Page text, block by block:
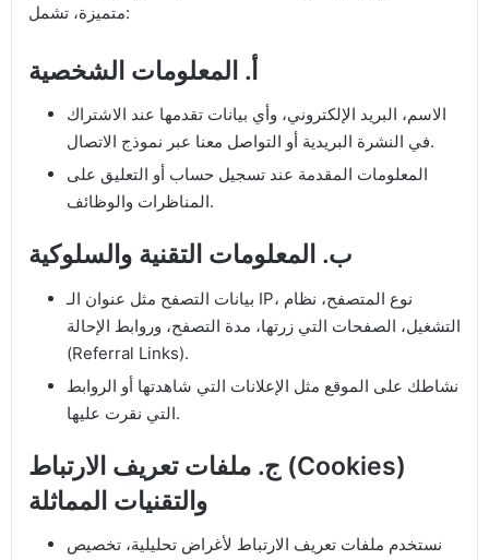
متميزة، تشمل:
أ. المعلومات الشخصية
الاسم، البريد الإلكتروني، وأي بيانات تقدمها عند الاشتراك
في النشرة البريدية أو التواصل معنا عبر نموذج الاتصال.
المعلومات المقدمة عند تسجيل حساب أو التعليق على
المناظرات والوظائف.
ب. المعلومات التقنية والسلوكية
بيانات التصفح مثل عنوان الـ IP، نوع المتصفح، نظام
التشغيل، الصفحات التي زرتها، مدة التصفح، وروابط الإحالة
(Referral Links).
نشاطك على الموقع مثل الإعلانات التي شاهدتها أو الروابط
التي نقرت عليها.
ج. ملفات تعريف الارتباط (Cookies)
والتقنيات المماثلة
نستخدم ملفات تعريف الارتباط لأغراض تحليلية، تخصيص